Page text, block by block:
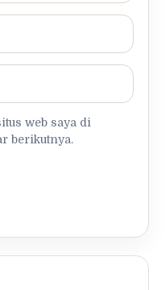
web saya di
berikutnya.